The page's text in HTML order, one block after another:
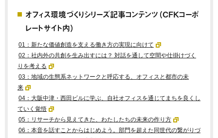
オフィス環境づくりシリーズ記事コンテンツ（CFKコーポ
レートサイト内）
01：新たな価値創造を支える働き方の実現に向けて
02：社内外の共創を生み出すには？ 対話を通して空間や仕掛けづく
りを考える
03：地域の生態系ネットワークと呼応する、オフィスと都市の未
来
04：大阪中津・西田ビルに学ぶ、自社オフィスを通じてまちを良くし
ていく覚悟
05：リサーチから見えてきた、わたしたちの未来の作り方
06：本音を話すことからはじめよう。部門を超えた同世代の繋がりづ